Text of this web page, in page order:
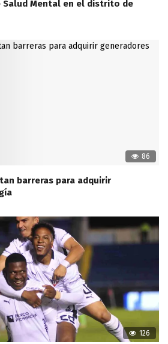
Salud Mental en el distrito de
86
barreras para adquirir
126